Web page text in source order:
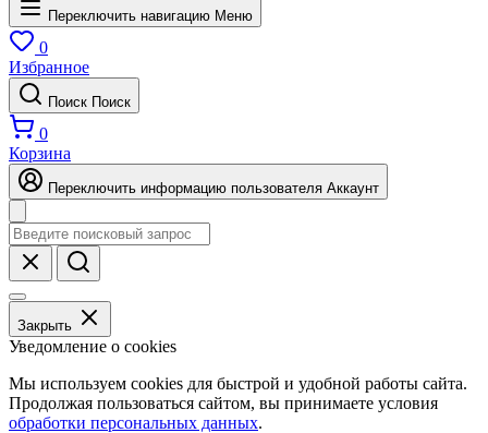
Переключить навигацию Меню
0
Избранное
Поиск Поиск
0
Корзина
Переключить информацию пользователя Аккаунт
Закрыть
Уведомление о cookies
Мы используем cookies для быстрой и удобной работы сайта.
Продолжая пользоваться сайтом, вы принимаете условия
обработки персональных данных.